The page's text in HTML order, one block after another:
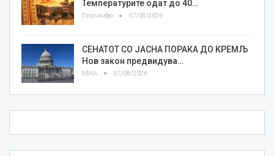
Температурите одат до 40…
Плусинфо 07/08/2026
СЕНАТОТ СО ЈАСНА ПОРАКА ДО КРЕМЉ
Нов закон предвидува…
МИА 07/08/2026